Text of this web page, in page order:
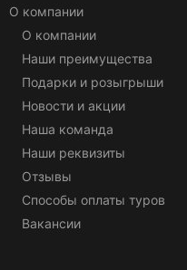
О компании
О компании
Наши преимущества
Подарки и розыгрыши
Новости и акции
Наша команда
Наши реквизиты
Отзывы
Способы оплаты туров
Вакансии